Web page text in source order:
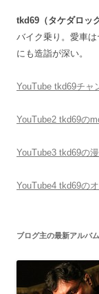
tkd69（タケダロック
バイク乗り。愛車
にも造詣が深い。
YouTube tkd69チャ
YouTube2 tkd69の
YouTube3 tkd69の
YouTube4 tkd69の
ブログ主の最新アルバム